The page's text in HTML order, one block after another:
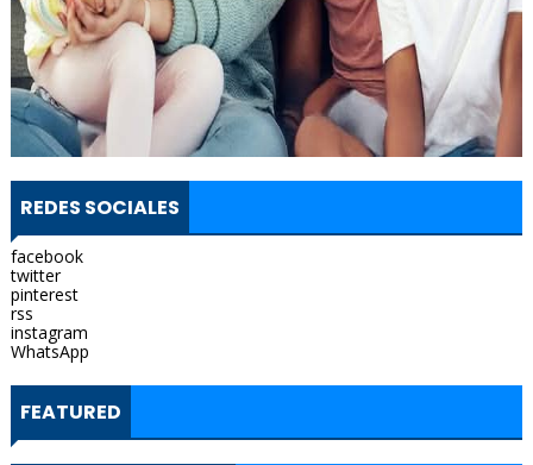
REDES SOCIALES
facebook
twitter
pinterest
rss
instagram
WhatsApp
FEATURED